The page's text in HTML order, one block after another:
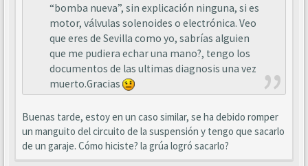
“bomba nueva”, sin explicación ninguna, si es
motor, válvulas solenoides o electrónica. Veo
que eres de Sevilla como yo, sabrías alguien
que me pudiera echar una mano?, tengo los
documentos de las ultimas diagnosis una vez
muerto.Gracias
Buenas tarde, estoy en un caso similar, se ha debido romper
un manguito del circuito de la suspensión y tengo que sacarlo
de un garaje. Cómo hiciste? la grúa logró sacarlo?